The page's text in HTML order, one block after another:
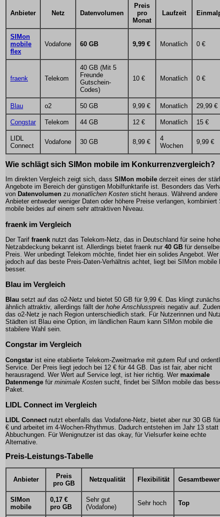
Anbieter Netz Datenvolumen
Preis
pro
Monat
Laufzeit
SIMon
mobile
flex
Vodafone 60 GB 9,99 € Monatlich 0 €
fraenk Telekom
40 GB (Mit 5
Freunde
Gutschein-
Codes)
10 € Monatlich 0 €
Blau o2 50 GB 9,99 € Monatlich 29,99 €
Congstar Telekom 44 GB 12 € Monatlich 15 €
LIDL
Connect
Vodafone 30 GB 8,99 €
4
Wochen
9,99 €
Wie schlägt sich SIMon mobile im Konkurrenzvergleich?
Im direkten Vergleich zeigt sich, dass SIMon mobile derzeit eines der
Angebote im Bereich der günstigen Mobilfunktarife ist. Besonders das
von Datenvolumen zu monatlichen Kosten sticht heraus. Während andere
Anbieter entweder weniger Daten oder höhere Preise verlangen, kombiniert
mobile beides auf einem sehr attraktiven Niveau.
fraenk im Vergleich
Der Tarif fraenk nutzt das Telekom-Netz, das in Deutschland für seine hohe
Netzabdeckung bekannt ist. Allerdings bietet fraenk nur 40 GB für
Preis. Wer unbedingt Telekom möchte, findet hier ein solides Angebot. Wer
jedoch auf das beste Preis-Daten-Verhältnis achtet, liegt bei SIMon mobile
besser.
Blau im Vergleich
Blau setzt auf das o2-Netz und bietet 50 GB für 9,99 €. Das klingt
ähnlich attraktiv, allerdings fällt der hohe Anschlusspreis negativ auf.
das o2-Netz je nach Region unterschiedlich stark. Für Nutzerinnen und
Städten ist Blau eine Option, im ländlichen Raum kann SIMon mobile die
stabilere Wahl sein.
Congstar im Vergleich
Congstar ist eine etablierte Telekom-Zweitmarke mit gutem Ruf und
Service. Der Preis liegt jedoch bei 12 € für 44 GB. Das ist fair, aber nicht
herausragend. Wer Wert auf Service legt, ist hier richtig. Wer maximale
Datenmenge für minimale Kosten sucht, findet bei SIMon mobile das
Paket.
LIDL Connect im Vergleich
LIDL Connectnutzt ebenfalls das Vodafone-Netz, bietet aber nur 30 GB
€ und arbeitet im 4-Wochen-Rhythmus. Dadurch entstehen im Jahr 13 statt
Abbuchungen. Für Wenignutzer ist das okay, für Vielsurfer keine echte
Alternative.
Preis-Leistungs-Tabelle
Anbieter
Preis
pro GB
Netzqualität Flexibilität
SIMon
mobile
0,17 €
pro GB
Sehr gut
(Vodafone)
Sehr hoch Top